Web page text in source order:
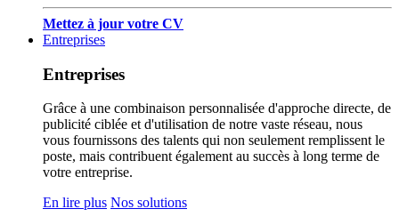
Mettez à jour votre CV
Entreprises
Entreprises
Grâce à une combinaison personnalisée d'approche directe, de
publicité ciblée et d'utilisation de notre vaste réseau, nous
vous fournissons des talents qui non seulement remplissent le
poste, mais contribuent également au succès à long terme de
votre entreprise.
En lire plus Nos solutions